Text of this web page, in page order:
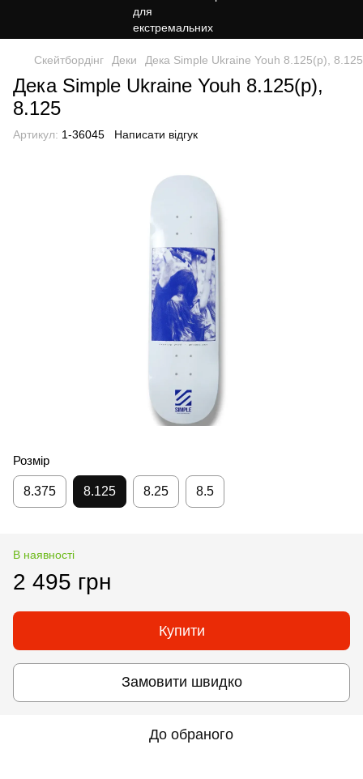
Скейтбордінг Деки Дека Simple Ukraine Youh 8.125(р), 8.125
Дека Simple Ukraine Youh 8.125(р),
8.125
Артикул: 1-36045 Написати відгук
Розмір
8.375 8.125 8.25 8.5
В наявності
2 495 грн
Купити
Замовити швидко
До обраного